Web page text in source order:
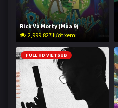
Rick Và Morty (Mùa 9)
2,999,827 lượt xem
FULL HD VIETSUB